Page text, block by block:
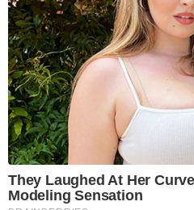
They Laughed At Her
Modeling Sensation